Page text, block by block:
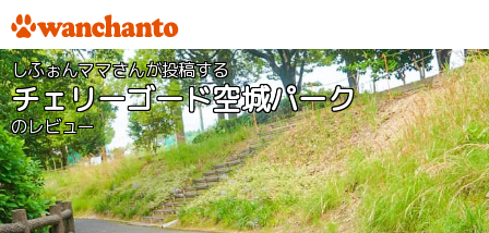
しふぉんママさんが投稿する
チェリーゴード空城パーク
のレビュー